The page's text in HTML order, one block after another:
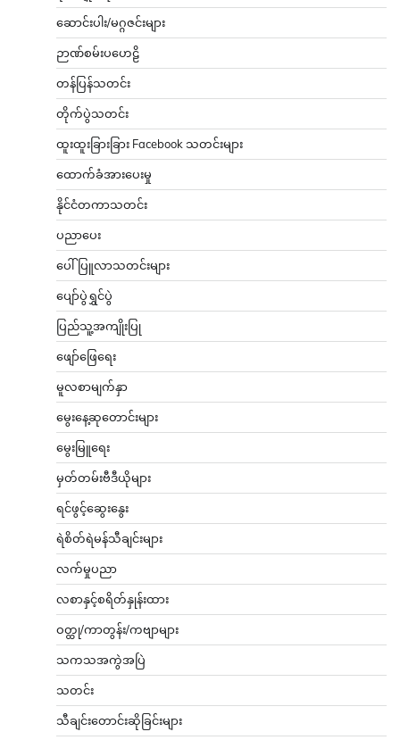
ဆောင်းပါး/မဂ္ဂဇင်းများ
ဉာဏ်စမ်းပဟေဠိ
တန်ပြန်သတင်း
တိုက်ပွဲသတင်း
ထူးထူးခြားခြား Facebook သတင်းများ
ထောက်ခံအားပေးမှု
နိုင်ငံတကာသတင်း
ပညာပေး
ပေါ်ပြူလာသတင်းများ
ပျော်ပွဲရွှင်ပွဲ
ပြည်သူ့အကျိုးပြု
ဖျော်ဖြေရေး
မူလစာမျက်နှာ
မွေးနေ့ဆုတောင်းများ
မွေးမြူရေး
မှတ်တမ်းဗီဒီယိုများ
ရင်ဖွင့်ဆွေးနွေး
ရဲစိတ်ရဲမန်သီချင်းများ
လက်မှုပညာ
လစာနှင့်စရိတ်နှုန်းထား
ဝတ္ထု/ကာတွန်း/ကဗျာများ
သကသအကွဲအပြဲ
သတင်း
သီချင်းတောင်းဆိုခြင်းများ